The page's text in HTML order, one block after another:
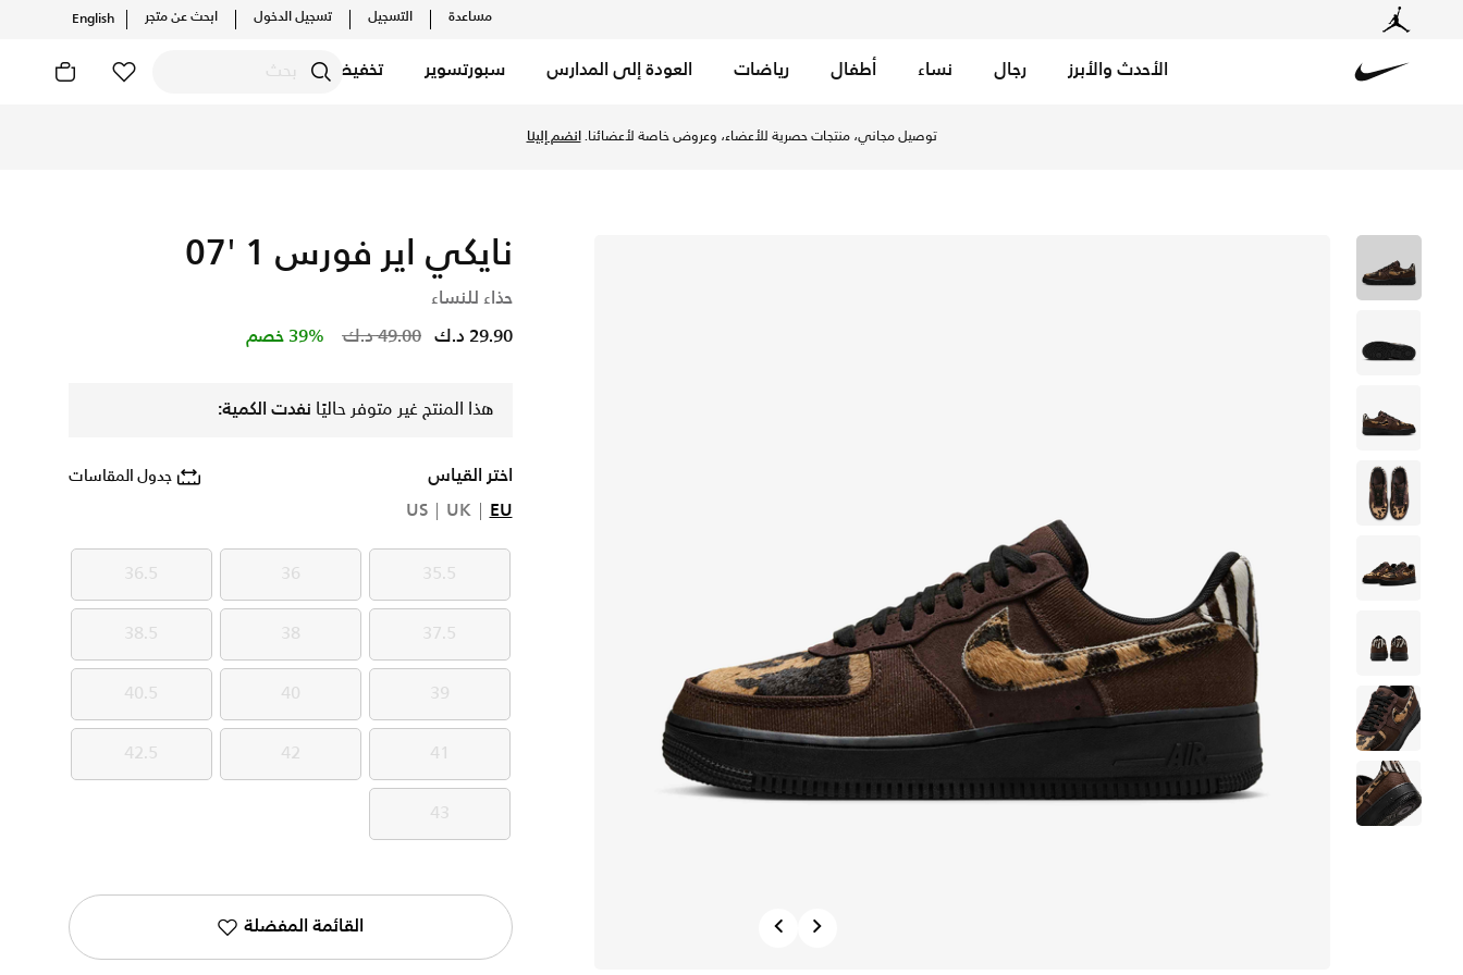
مساعدة التسجيل تسجيل الدخول ابحث عن متجر English
الأحدث والأبرز رجال نساء أطفال رياضات العودة إلى المدارس سبورتسوير تخفيضات
توصيل مجاني، منتجات حصرية للأعضاء، وعروض خاصة لأعضائنا.انضم إلينا
Next
نايكي اير فورس 1 '07
حذاء للنساء
Price reduced from
49.00 د.ك to 29.90 د.ك 39% خصم
هذا المنتج غير متوفر حاليًا نفدت الكمية:
اختر القياس جدول المقاسات
EU
UK
US
35.5
35.5
36
36
36.5
36.5
37.5
37.5
38
38
38.5
38.5
39
39
40
40
40.5
40.5
41
41
42
42
42.5
42.5
43
43
القائمة المفضلة